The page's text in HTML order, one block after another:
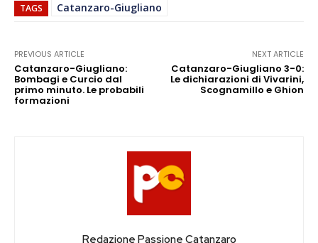
TAGS Catanzaro-Giugliano
PREVIOUS ARTICLE
Catanzaro-Giugliano:
Bombagi e Curcio dal
primo minuto. Le probabili
formazioni
NEXT ARTICLE
Catanzaro-Giugliano 3-0:
Le dichiarazioni di Vivarini,
Scognamillo e Ghion
Redazione Passione Catanzaro